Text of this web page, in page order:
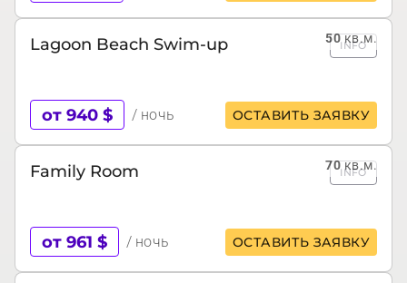
50кв.м.
Lagoon Beach Swim-up INFO
от 940 $ / ночь ОСТАВИТЬ ЗАЯВКУ
70кв.м.
Family Room INFO
от 961 $ / ночь ОСТАВИТЬ ЗАЯВКУ